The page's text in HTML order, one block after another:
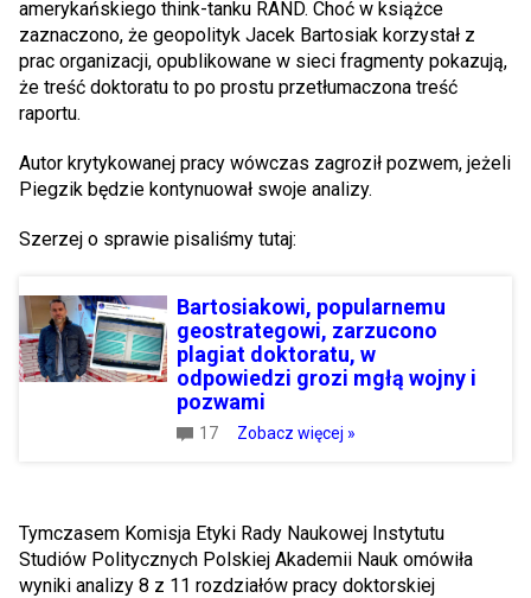
amerykańskiego think-tanku RAND. Choć w książce
zaznaczono, że geopolityk Jacek Bartosiak korzystał z
prac organizacji, opublikowane w sieci fragmenty pokazują,
że treść doktoratu to po prostu przetłumaczona treść
raportu.
Autor krytykowanej pracy wówczas zagroził pozwem, jeżeli
Piegzik będzie kontynuował swoje analizy.
Szerzej o sprawie pisaliśmy tutaj:
Bartosiakowi, popularnemu
geostrategowi, zarzucono
plagiat doktoratu, w
odpowiedzi grozi mgłą wojny i
pozwami
17 Zobacz więcej »
Tymczasem Komisja Etyki Rady Naukowej Instytutu
Studiów Politycznych Polskiej Akademii Nauk omówiła
wyniki analizy 8 z 11 rozdziałów pracy doktorskiej